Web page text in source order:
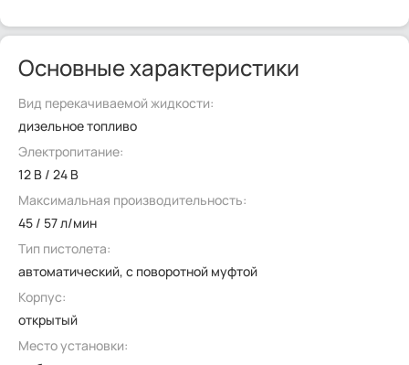
Основные характеристики
Вид перекачиваемой жидкости:
дизельное топливо
Электропитание:
12 В / 24 В
Максимальная производительность:
45 / 57 л/мин
Тип пистолета:
автоматический, с поворотной муфтой
Корпус:
открытый
Место установки: